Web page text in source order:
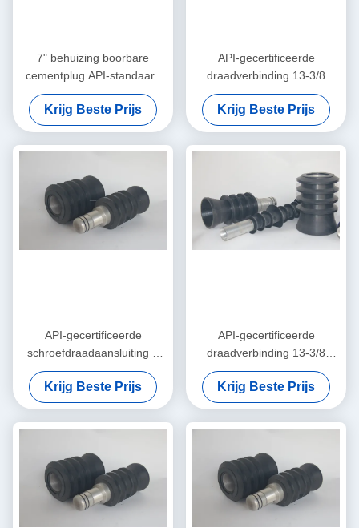
7" behuizing boorbare
cementplug API-standaard
hoge kwaliteit voor olieput
cementering
Krijg Beste Prijs
API-gecertificeerde
draadverbinding 13-3/8
"onderste en bovenste
cementplug
Krijg Beste Prijs
API-gecertificeerde
schroefdraadaansluiting 9
5/8" 10,03 mm bodem- en
topcementeringsplug Hoge
druk & Hoge temperatuur
voor olieputcementering
Krijg Beste Prijs
API-gecertificeerde
draadverbinding 13-3/8
"onderste en bovenste
cementplug
Krijg Beste Prijs